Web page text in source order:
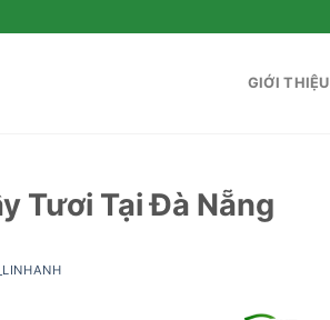
GIỚI THIỆU
Tươi Tại Đà Nẵng